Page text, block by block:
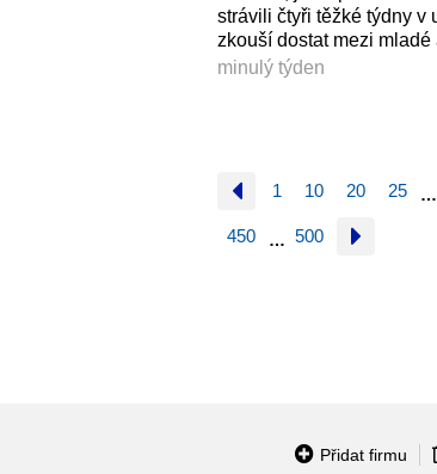
strávili čtyři těžké týdny v
zkouší dostat mezi
minulý týden
1 10 20 25 …
450 … 500
Přidat firmu